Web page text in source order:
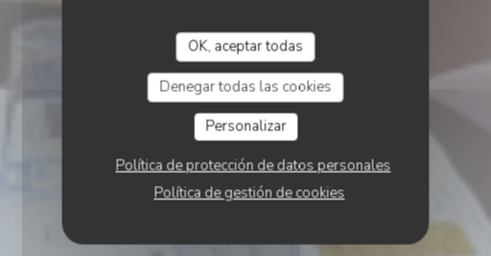
OK, aceptar todas
Denegar todas las cookies
Personalizar
Política de protección de datos personales
Política de gestión de cookies